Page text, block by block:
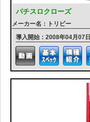
パチスロクローズ
メーカー名：トリビー
導入開始：2008年04月07日